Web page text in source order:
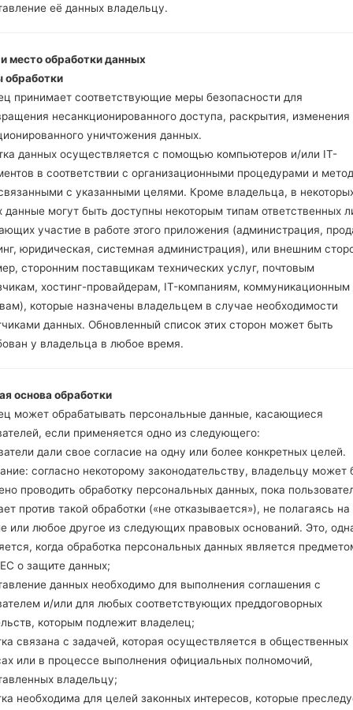
LGH791K(LGH791K)
Модель и ее характеристики
LGH791K
LG Nexus 5X
Октябрь, 2015
7.9 миллиметров (0.31
147 x 72.6 миллиметров
136 грамм (4.80 унции)
Android 6.0 (Marshmallow)
1.8 GHz Qualcomm
2GB
16/32GB
-
Сеть и данные
1 Нано SIM
GSM 850/900/1800/1900 MHz
HSPA 850/900/1900/2100
LTE band 1(2100), 2(1900),
Дисплей
5.2 in (~70.2% соотношение
IPS LCD емкостный
1080 x 1920 пикселей
Аккумулятор и клавиатура
её данных владельцу.
место обработки данных
принимает соответствующие меры безопасности для
несанкционированного доступа, раскрытия, изменения
уничтожения данных.
данных осуществляется с помощью компьютеров и/или IT-
в соответствии с организационными процедурами и
с указанными целями. Кроме владельца, в
данные могут быть доступны некоторым типам ответственных
участие в работе этого приложения (администрация,
юридическая, системная администрация), или внешним
сторонним поставщикам технических услуг, почтовым
хостинг-провайдерам, IT-компаниям, коммуникационным
которые назначены владельцем в случае необходимости
данных. Обновленный список этих сторон может быть
у владельца в любое время.
основа обработки
может обрабатывать персональные данные, касающиеся
если применяется одно из следующего:
дали свое согласие на одну или более конкретных целей.
согласно некоторому законодательству, владельцу может
проводить обработку персональных данных, пока
против такой обработки («не отказывается»), не полагаясь на
или любое другое из следующих правовых оснований. Это,
когда обработка персональных данных является
о защите данных;
данных необходимо для выполнения соглашения с
и/или для любых соответствующих преддоговорных
которым подлежит владелец;
связана с задачей, которая осуществляется в общественных
или в процессе выполнения официальных полномочий,
владельцу;
необходима для целей законных интересов, которые